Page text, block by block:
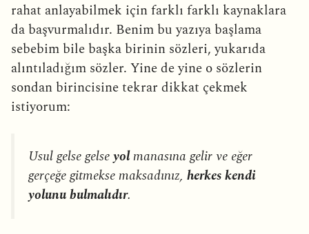
rahat anlayabilmek için farklı farklı kaynaklara
da başvurmalıdır. Benim bu yazıya başlama
sebebim bile başka birinin sözleri, yukarıda
alıntıladığım sözler. Yine de yine o sözlerin
sondan birincisine tekrar dikkat çekmek
istiyorum:
Usul gelse gelseyolmanasına gelir ve eğer
gerçeğe gitmekse maksadınız, herkes kendi
yolunu bulmalıdır.